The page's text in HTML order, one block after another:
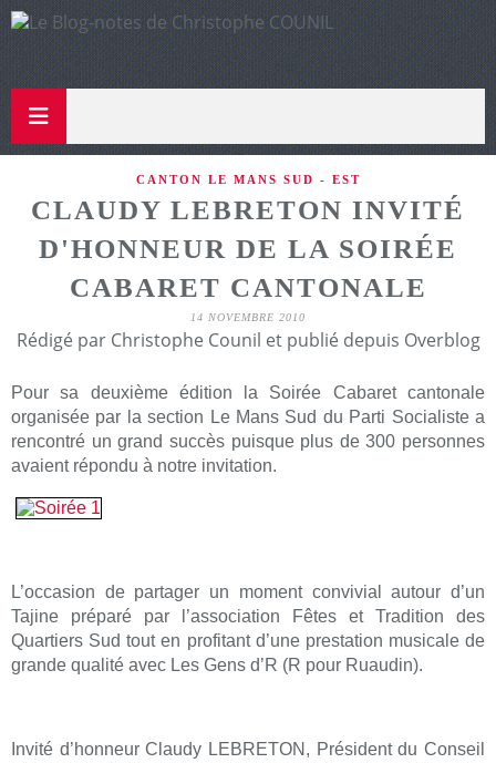
CANTON LE MANS SUD - EST
CLAUDY LEBRETON INVITÉ
D'HONNEUR DE LA SOIRÉE
CABARET CANTONALE
14 NOVEMBRE 2010
Rédigé par Christophe Counil et publié depuis Overblog
Pour sa deuxième édition la Soirée Cabaret cantonale
organisée par la section Le Mans Sud du Parti Socialiste a
rencontré un grand succès puisque plus de 300 personnes
avaient répondu à notre invitation.
L’occasion de partager un moment convivial autour d’un
Tajine préparé par l’association Fêtes et Tradition des
Quartiers Sud tout en profitant d’une prestation musicale de
grande qualité avec Les Gens d’R (R pour Ruaudin).
Invité d’honneur Claudy LEBRETON, Président du Conseil